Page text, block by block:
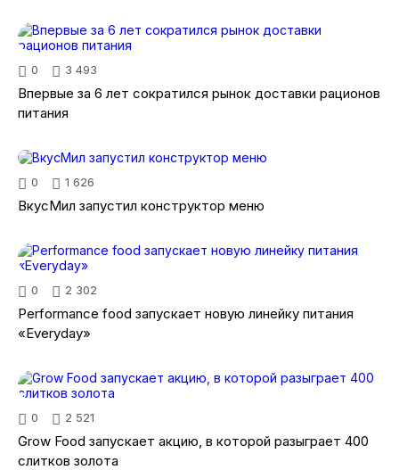
0 3 493
Впервые за 6 лет сократился рынок доставки рационов
питания
0 1 626
ВкусМил запустил конструктор меню
0 2 302
Performance food запускает новую линейку питания
«Everyday»
0 2 521
Grow Food запускает акцию, в которой разыграет 400
слитков золота